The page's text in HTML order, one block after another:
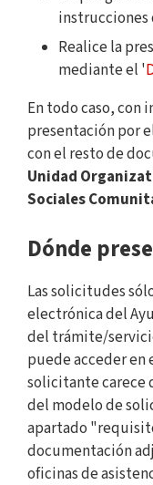
instrucciones
Realice la
mediante el '
En todo caso, con
presentación por
con el resto de
Unidad
Sociales
Dónde
Las solicitudes
electrónica del
del trámite/
puede acceder en
solicitante carece
del modelo de
apartado
documentación
oficinas de